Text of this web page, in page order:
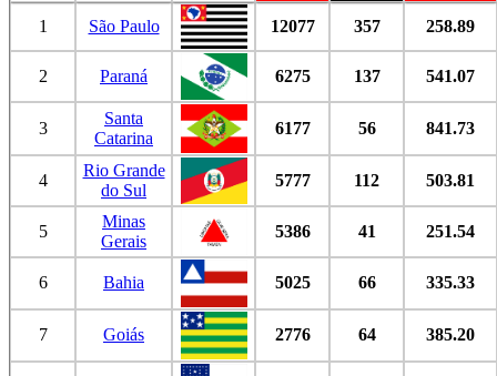
1 São Paulo 12077 357 258.89
2 Paraná 6275 137 541.07
3
Santa
Catarina
6177 56 841.73
4
Rio Grande
do Sul
5777 112 503.81
5
Minas
Gerais
5386 41 251.54
6 Bahia 5025 66 335.33
7 Goiás 2776 64 385.20